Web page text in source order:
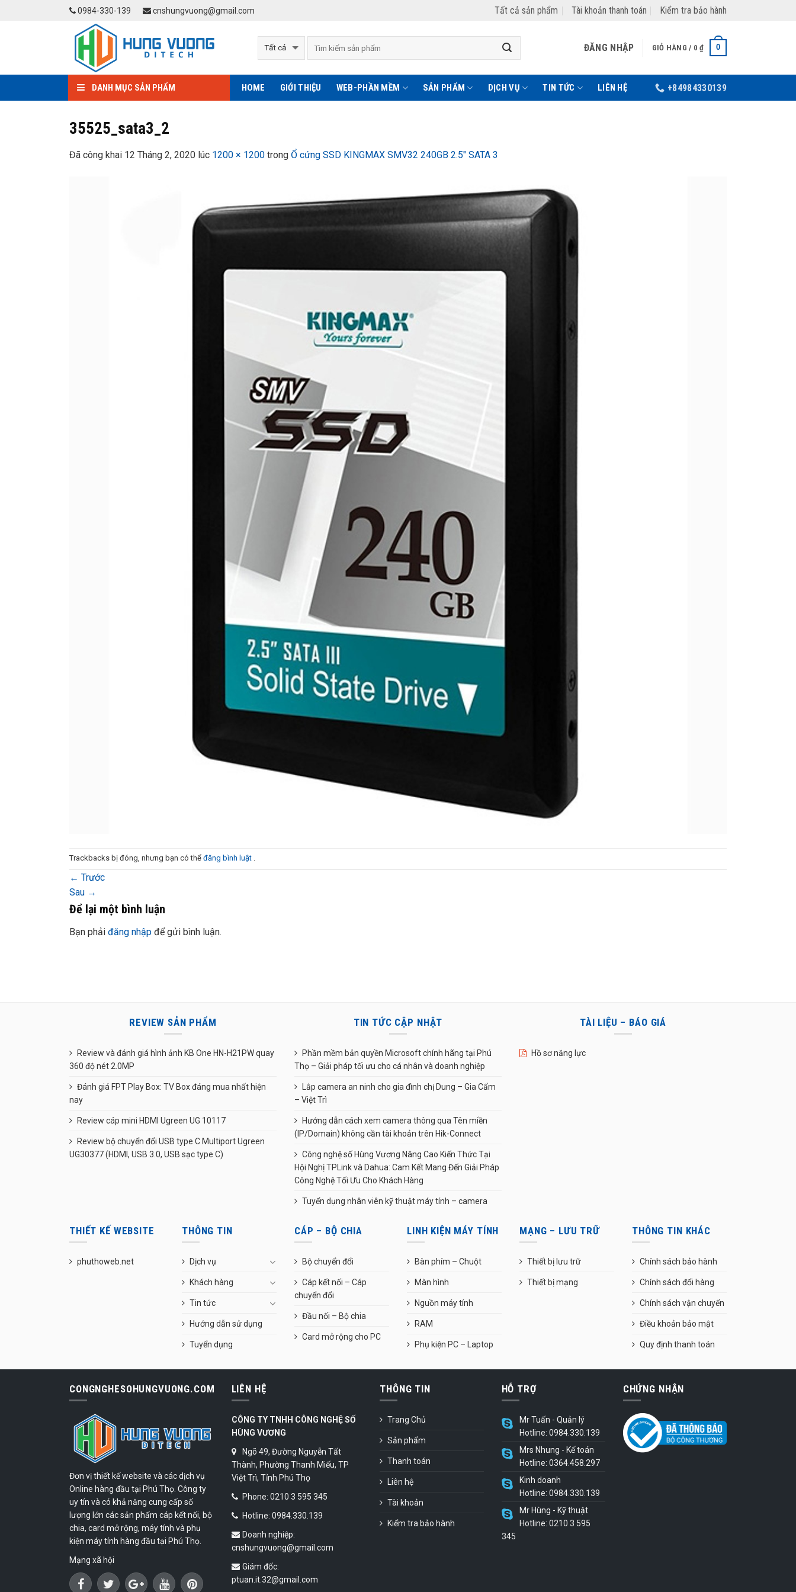
0984-330-139 cnshungvuong@gmail.com Tất cả sản phẩm Tài khoản thanh toán Kiểm tra bảo hành
ĐĂNG NHẬP GIỎ HÀNG / 0₫ 0
DANH MỤC SẢN PHẨM HOME GIỚI THIỆU WEB-PHẦN MỀM SẢN PHẨM DỊCH VỤ TIN TỨC LIÊN HỆ +84984330139
35525_sata3_2
Đã công khai 12 Tháng 2, 2020 lúc 1200 × 1200 trong Ổ cứng SSD KINGMAX SMV32 240GB 2.5″ SATA 3
Trackbacks bị đóng, nhưng bạn có thể đăng bình luật .
← Trước
Sau →
Để lại một bình luận
Bạn phải đăng nhập để gửi bình luận.
REVIEW SẢN PHẨM
Review và đánh giá hình ảnh KB One HN-H21PW quay
360 độ nét 2.0MP
Đánh giá FPT Play Box: TV Box đáng mua nhất hiện
nay
Review cáp mini HDMI Ugreen UG 10117
Review bộ chuyển đổi USB type C Multiport Ugreen
UG30377 (HDMI, USB 3.0, USB sạc type C)
TIN TỨC CẬP NHẬT
Phần mềm bản quyền Microsoft chính hãng tại Phú
Thọ – Giải pháp tối ưu cho cá nhân và doanh nghiệp
Lắp camera an ninh cho gia đình chị Dung – Gia Cẩm
– Việt Trì
Hướng dẫn cách xem camera thông qua Tên miền
(IP/Domain) không cần tài khoản trên Hik-Connect
Công nghệ số Hùng Vương Nâng Cao Kiến Thức Tại
Hội Nghị TPLink và Dahua: Cam Kết Mang Đến Giải Pháp
Công Nghệ Tối Ưu Cho Khách Hàng
Tuyển dụng nhân viên kỹ thuật máy tính – camera
TÀI LIỆU – BÁO GIÁ
Hồ sơ năng lực
THIẾT KẾ WEBSITE
phuthoweb.net
THÔNG TIN
Dịch vụ
Khách hàng
Tin tức
Hướng dẫn sử dụng
Tuyển dụng
CÁP – BỘ CHIA
Bộ chuyển đổi
Cáp kết nối – Cáp
chuyển đổi
Đầu nối – Bộ chia
Card mở rộng cho PC
LINH KIỆN MÁY TÍNH
Bàn phím – Chuột
Màn hình
Nguồn máy tính
RAM
Phụ kiện PC – Laptop
MẠNG – LƯU TRỮ
Thiết bị lưu trữ
Thiết bị mạng
THÔNG TIN KHÁC
Chính sách bảo hành
Chính sách đổi hàng
Chính sách vận chuyển
Điều khoản bảo mật
Quy định thanh toán
CONGNGHESOHUNGVUONG.COM
Đơn vị thiết kế website và các dịch vụ
Online hàng đầu tại Phú Thọ. Công ty
uy tín và có khả năng cung cấp số
lượng lớn các sản phẩm cáp kết nối, bộ
chia, card mở rộng, máy tính và phụ
kiện máy tính hàng đầu tại Phú Thọ.
Mạng xã hội
LIÊN HỆ
CÔNG TY TNHH CÔNG NGHỆ SỐ
HÙNG VƯƠNG
Ngõ 49, Đường Nguyễn Tất
Thành, Phường Thanh Miếu, TP
Việt Trì, Tỉnh Phú Thọ
Phone: 0210 3 595 345
Hotline: 0984.330.139
Doanh nghiệp:
cnshungvuong@gmail.com
Giám đốc:
ptuan.it.32@gmail.com
THÔNG TIN
Trang Chủ
Sản phẩm
Thanh toán
Liên hệ
Tài khoản
Kiểm tra bảo hành
HỖ TRỢ
Mr Tuấn - Quản lý
Hotline: 0984.330.139
Mrs Nhung - Kế toán
Hotline: 0364.458.297
Kinh doanh
Hotline: 0984.330.139
Mr Hùng - Kỹ thuật
Hotline: 0210 3 595
345
CHỨNG NHẬN